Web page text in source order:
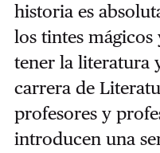
historia es
los tintes
tener la literatura
carrera de
profesores y
introducen una